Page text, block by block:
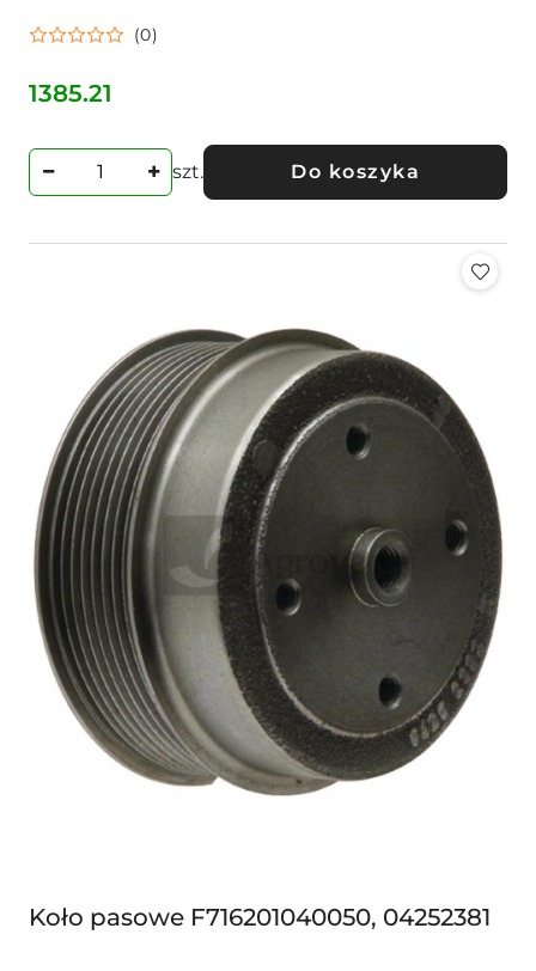
(0)
Cena:
1385.21
szt. Do koszyka
Koło pasowe F716201040050, 04252381